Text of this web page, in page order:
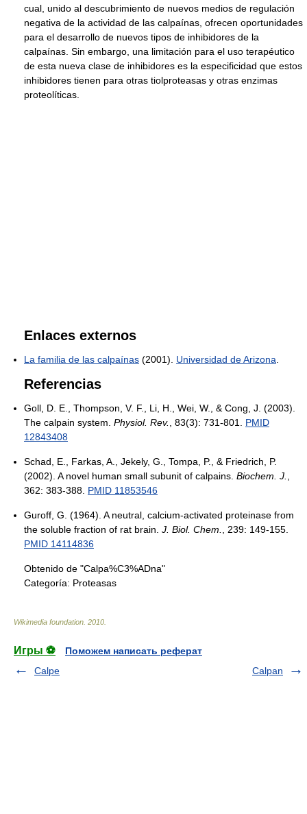
cual, unido al descubrimiento de nuevos medios de regulación
negativa de la actividad de las calpaínas, ofrecen oportunidades
para el desarrollo de nuevos tipos de inhibidores de la
calpaínas. Sin embargo, una limitación para el uso terapéutico
de esta nueva clase de inhibidores es la especificidad que estos
inhibidores tienen para otras tiolproteasas y otras enzimas
proteolíticas.
Enlaces externos
La familia de las calpaínas (2001). Universidad de Arizona
Referencias
Goll, D. E., Thompson, V. F., Li, H., Wei, W., & Cong, J. (2003).
The calpain system. Physiol. Rev. , 83(3): 731-801. PMID
12843408
Schad, E., Farkas, A., Jekely, G., Tompa, P., & Friedrich, P.
(2002). A novel human small subunit of calpains. Biochem. J.
362: 383-388. PMID 11853546
Guroff, G. (1964). A neutral, calcium-activated proteinase from
the soluble fraction of rat brain. J. Biol. Chem.
, 239: 149-155.
PMID 14114836
Obtenido de "Calpa%C3%ADna"
Categoría: Proteasas
Wikimedia foundation 2010
Игры ⚽
Поможем написать реферат
Calpe
Calpan